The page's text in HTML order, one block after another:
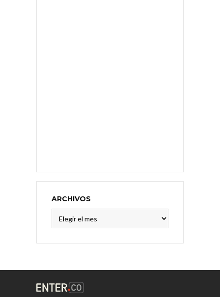
ARCHIVOS